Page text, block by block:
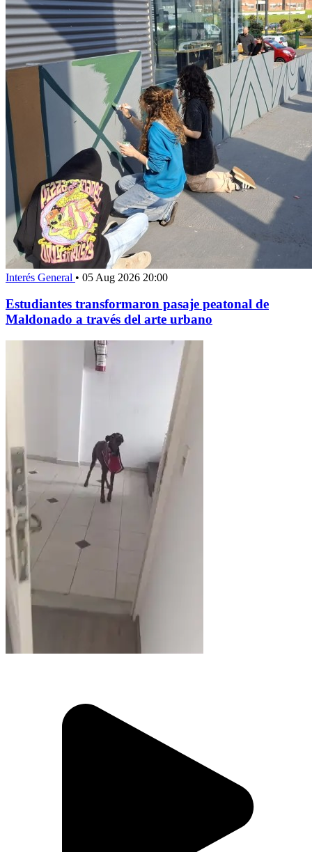
Interés General • 05 Aug 2026 20:00
Estudiantes transformaron pasaje peatonal de
Maldonado a través del arte urbano